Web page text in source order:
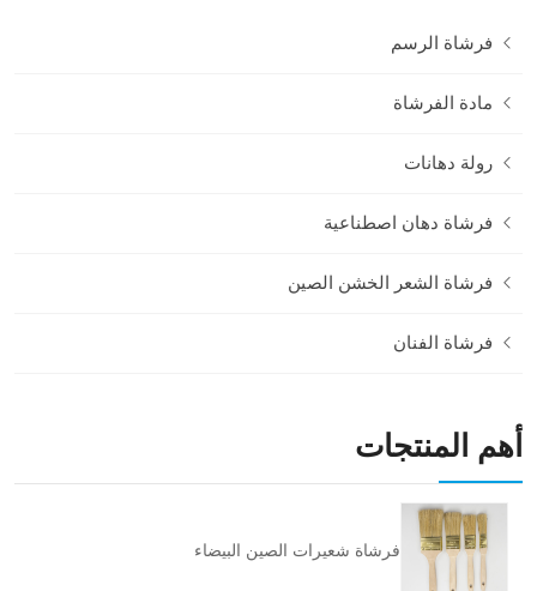
فرشاة الرسم
مادة الفرشاة
رولة دهانات
فرشاة دهان اصطناعية
فرشاة الشعر الخشن الصين
فرشاة الفنان
أهم المنتجات
فرشاة شعيرات الصين البيضاء